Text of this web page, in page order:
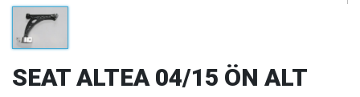
SEAT ALTEA 04/15 ÖN ALT